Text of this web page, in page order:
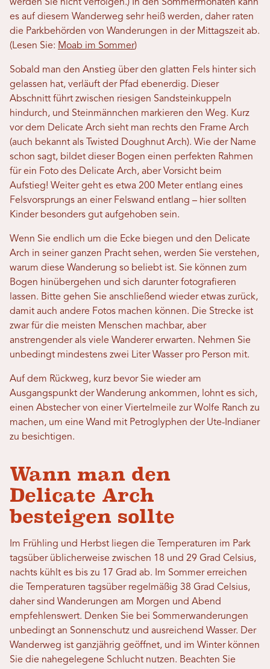
werden Sie nicht verfolgen.) In den Sommermonaten kann
es auf diesem Wanderweg sehr heiß werden, daher raten
die Parkbehörden von Wanderungen in der Mittagszeit ab.
(Lesen Sie: Moab im Sommer)
Sobald man den Anstieg über den glatten Fels hinter sich
gelassen hat, verläuft der Pfad ebenerdig. Dieser
Abschnitt führt zwischen riesigen Sandsteinkuppeln
hindurch, und Steinmännchen markieren den Weg. Kurz
vor dem Delicate Arch sieht man rechts den Frame Arch
(auch bekannt als Twisted Doughnut Arch). Wie der Name
schon sagt, bildet dieser Bogen einen perfekten Rahmen
für ein Foto des Delicate Arch, aber Vorsicht beim
Aufstieg! Weiter geht es etwa 200 Meter entlang eines
Felsvorsprungs an einer Felswand entlang – hier sollten
Kinder besonders gut aufgehoben sein.
Wenn Sie endlich um die Ecke biegen und den Delicate
Arch in seiner ganzen Pracht sehen, werden Sie verstehen,
warum diese Wanderung so beliebt ist. Sie können zum
Bogen hinübergehen und sich darunter fotografieren
lassen. Bitte gehen Sie anschließend wieder etwas zurück,
damit auch andere Fotos machen können. Die Strecke ist
zwar für die meisten Menschen machbar, aber
anstrengender als viele Wanderer erwarten. Nehmen Sie
unbedingt mindestens zwei Liter Wasser pro Person mit.
Auf dem Rückweg, kurz bevor Sie wieder am
Ausgangspunkt der Wanderung ankommen, lohnt es sich,
einen Abstecher von einer Viertelmeile zur Wolfe Ranch zu
machen, um eine Wand mit Petroglyphen der Ute-Indianer
zu besichtigen.
Wann man den
Delicate Arch
besteigen sollte
Im Frühling und Herbst liegen die Temperaturen im Park
tagsüber üblicherweise zwischen 18 und 29 Grad Celsius,
nachts kühlt es bis zu 17 Grad ab. Im Sommer erreichen
die Temperaturen tagsüber regelmäßig 38 Grad Celsius,
daher sind Wanderungen am Morgen und Abend
empfehlenswert. Denken Sie bei Sommerwanderungen
unbedingt an Sonnenschutz und ausreichend Wasser. Der
Wanderweg ist ganzjährig geöffnet, und im Winter können
Sie die nahegelegene Schlucht nutzen. Beachten Sie